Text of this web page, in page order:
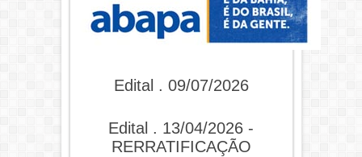
Edital . 09/07/2026
Edital . 13/04/2026 -
RERRATIFICAÇÃO